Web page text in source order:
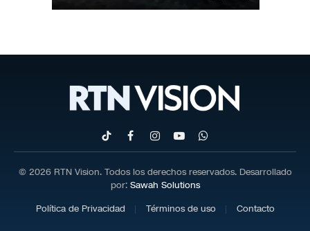
TikTokFacebookInstagram
YouTubeWhatsApp
© 2026 RTN Vision. Todos los derechos reservados. Desarrollado
por: Sawah Solutions
Política de Privacidad
Términos de uso Contacto